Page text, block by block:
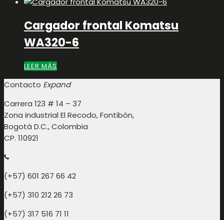
Cargador frontal Komatsu
WA320-6
LEER MÁS
Contacto Expand
Carrera 123 # 14 – 37
Zona industrial El Recodo, Fontibón,
Bogotá D.C., Colombia
CP. 110921
(+57) 601 267 66 42
(+57) 310 212 26 73
(+57) 317 516 71 11